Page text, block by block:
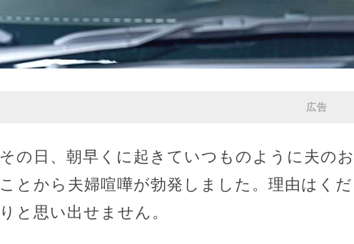
広告
その日、朝早くに起きていつものように夫の
ことから夫婦喧嘩が勃発しました。理由はく
りと思い出せません。